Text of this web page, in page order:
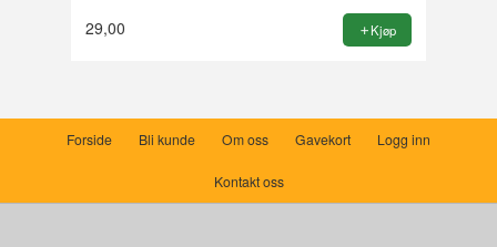
29,00 Kjøp
Forside Bli kunde Om oss Gavekort Logg inn
Kontakt oss